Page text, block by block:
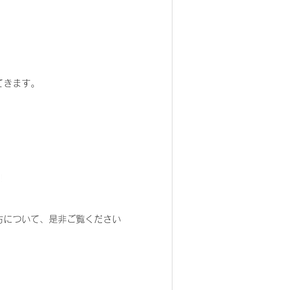
ます。
ついて、是非ご覧ください